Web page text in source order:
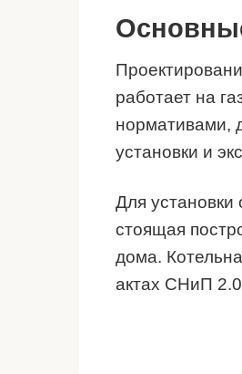
работает на
нормативами,
установки и
Для установки
стоящая
дома.
актах СНиП